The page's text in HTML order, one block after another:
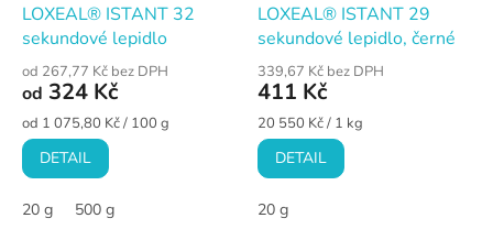
LOXEAL® ISTANT 32
sekundové lepidlo
od 267,77 Kč bez DPH
od 324 Kč
Měrná
cena:
od 1 075,80 Kč / 100 g
DETAIL
20 g 500 g
LOXEAL® ISTANT 29
sekundové lepidlo, černé
339,67 Kč bez DPH
411 Kč
Měrná
cena:
20 550 Kč / 1 kg
DETAIL
20 g